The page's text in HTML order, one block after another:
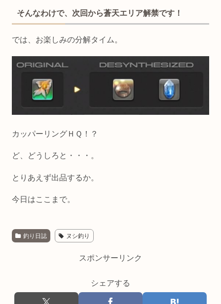
そんなわけで、次回から蒼天エリア解禁です！
では、お楽しみの分解タイム。
カッパーリングＨＱ！？
ど、どうしろと・・・。
とりあえず出品するか。
今日はここまで。
釣り日誌 ヌシ釣り
スポンサーリンク
シェアする